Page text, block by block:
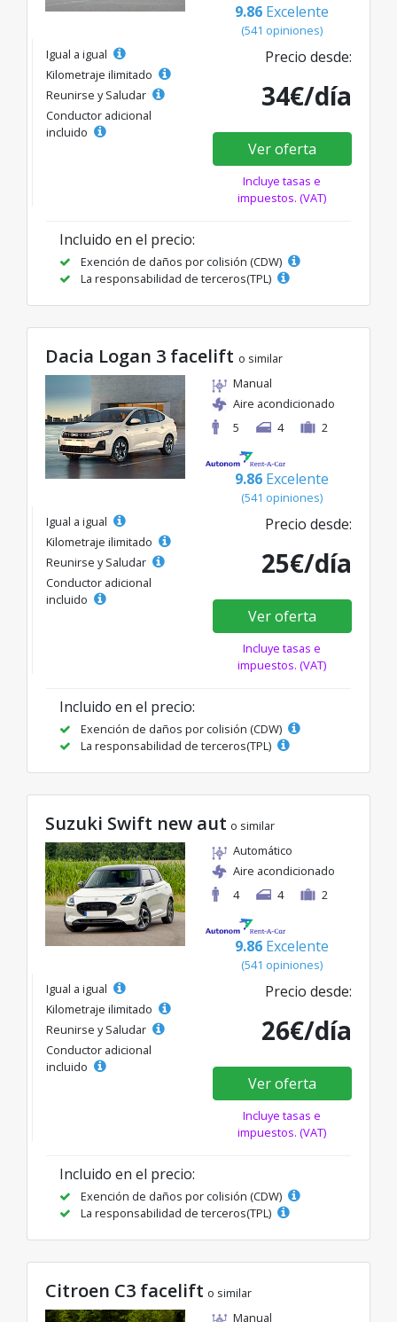
9.86 Excelente
(541 opiniones)
Igual a igual
Kilometraje ilimitado
Reunirse y Saludar
Conductor adicional
incluido
Precio desde:
34€/día
Ver oferta
Incluye tasas e
impuestos. (VAT)
Incluido en el precio:
Exención de daños por colisión (CDW)
La responsabilidad de terceros(TPL)
Dacia Logan 3 facelift o similar
Manual
Aire acondicionado
5
4 2
9.86 Excelente
(541 opiniones)
Igual a igual
Kilometraje ilimitado
Reunirse y Saludar
Conductor adicional
incluido
Precio desde:
25€/día
Ver oferta
Incluye tasas e
impuestos. (VAT)
Incluido en el precio:
Exención de daños por colisión (CDW)
La responsabilidad de terceros(TPL)
Suzuki Swift new aut o similar
Automático
Aire acondicionado
4
4 2
9.86 Excelente
(541 opiniones)
Igual a igual
Kilometraje ilimitado
Reunirse y Saludar
Conductor adicional
incluido
Precio desde:
26€/día
Ver oferta
Incluye tasas e
impuestos. (VAT)
Incluido en el precio:
Exención de daños por colisión (CDW)
La responsabilidad de terceros(TPL)
Citroen C3 facelift o similar
Manual